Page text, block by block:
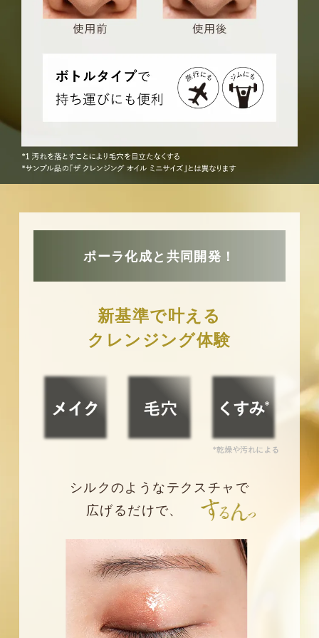
ポーラ化成と共同開発！
新基準で叶える
クレンジング体験
シルクのようなテクスチャで
広げるだけで、